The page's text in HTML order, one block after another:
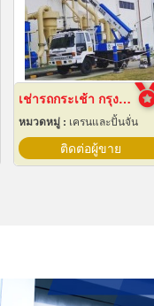
เช่ารถกระเช้า กรุงเทพ
หมวดหมู่ : เครนและปั้นจั่น
ติดต่อผู้ขาย